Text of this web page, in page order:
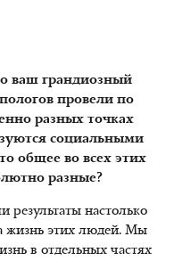
ваш грандиозный
провели по
разных точках
социальными
общее во всех этих
разные?
результаты настолько
жизнь этих людей. Мы
в отдельных частях